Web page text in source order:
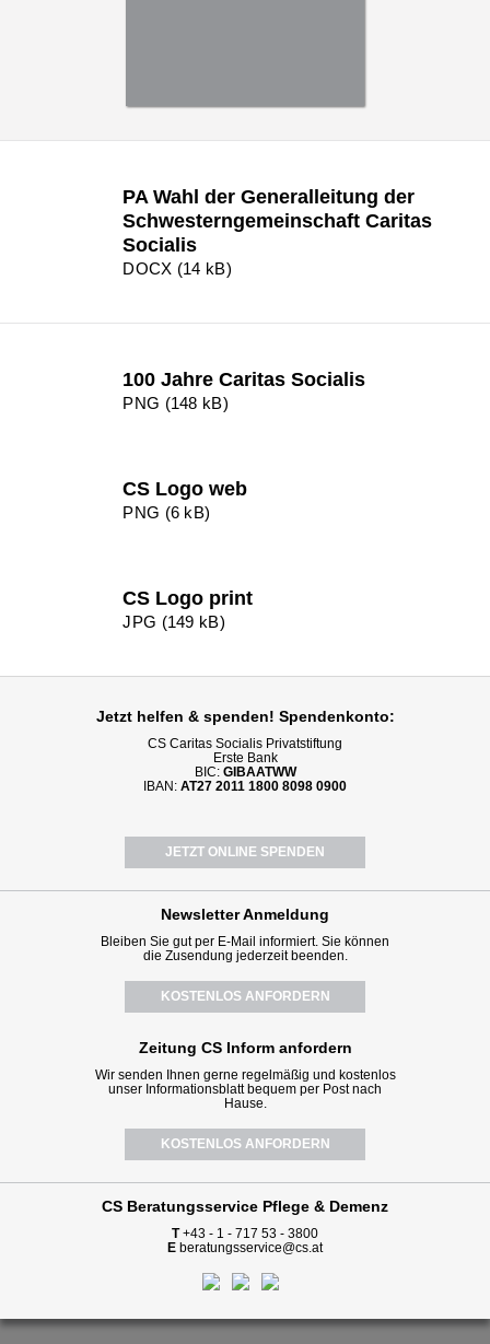
PA Wahl der Generalleitung der
Schwesterngemeinschaft Caritas
Socialis
DOCX (14 kB)
100 Jahre Caritas Socialis
PNG (148 kB)
CS Logo web
PNG (6 kB)
CS Logo print
JPG (149 kB)
Jetzt helfen & spenden! Spendenkonto:
CS Caritas Socialis Privatstiftung
Erste Bank
BIC: GIBAATWW
IBAN: AT27 2011 1800 8098 0900
JETZT ONLINE SPENDEN
NewsletterAnmeldung
Bleiben Sie gut per E-Mail informiert. Sie können
die Zusendung jederzeit beenden.
KOSTENLOS ANFORDERN
Zeitung CS Inform anfordern
Wir senden Ihnen gerne regelmäßig und kostenlos
unser Informationsblatt bequem per Post nach
Hause.
KOSTENLOS ANFORDERN
CS Beratungsservice Pflege & Demenz
T+43 - 1 - 717 53 - 3800
E beratungsservice@cs.at